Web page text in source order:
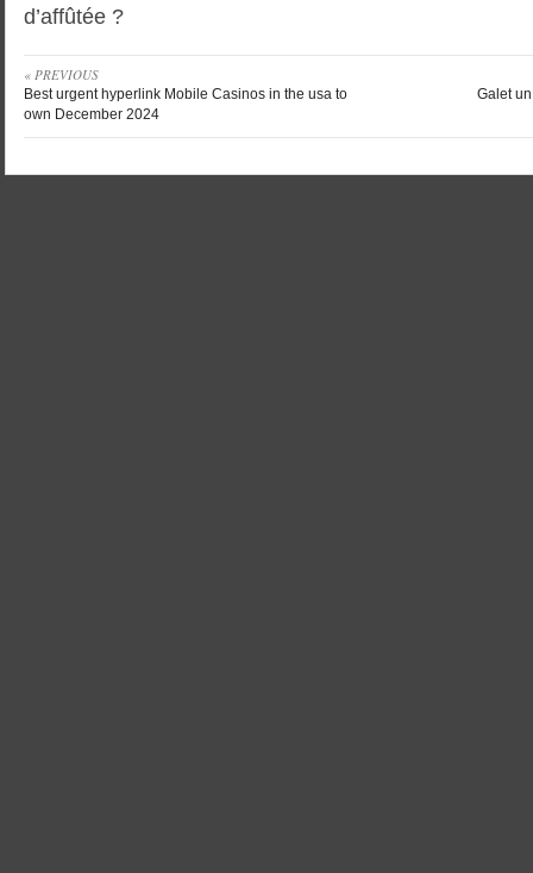
d’affûtée ?
« PREVIOUS
Best urgent hyperlink Mobile Casinos in the usa to
own December 2024
Galet